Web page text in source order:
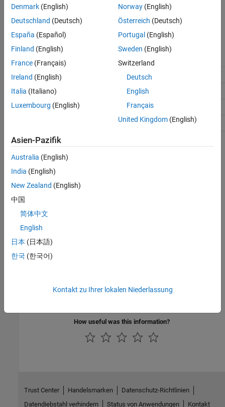
Manually create a MATLAB function to convert the enum type
value to an integer or to convert an integer to an enum type value.
Recommended Settings
Application
Setting
Debugging
No impact
Traceability
No impact
Efficiency
No impact
No impact
Programmatic Use
Parameter:
Value:
'on'| 'off'
Default:
Version History
Introduced in R2020a
How useful was this information?
Denmark (English)
Deutschland (Deutsch)
España (Español)
Finland (English)
France (Français)
Ireland (English)
Italia (Italiano)
Luxembourg (English)
Norway(English)
Österreich (Deutsch)
Portugal (English)
Sweden (English)
Switzerland
Deutsch
English
Français
United Kingdom(English)
Asien-Pazifik
Australia (English)
India (English)
New Zealand (English)
中国
简体中文
English
日本 (日本語)
한국 (한국어)
Kontakt zu Ihrer lokalen Niederlassung
Trust Center Handelsmarken
Datenschutz-Richtlinien
Datendiebstahl verhindern
Status von Anwendungen Kontakt